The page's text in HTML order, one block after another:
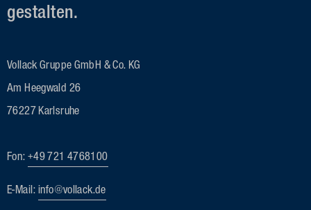
gestalten.
Vollack Gruppe GmbH & Co. KG
Am Heegwald 26
76227 Karlsruhe
Fon: +49 721 4768100
E-Mail:info@vollack.de